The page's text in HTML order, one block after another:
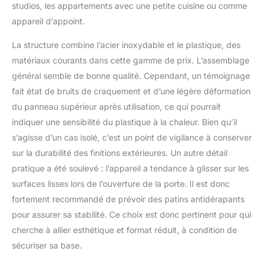
studios, les appartements avec une petite cuisine ou comme
appareil d’appoint.
La structure combine l’acier inoxydable et le plastique, des
matériaux courants dans cette gamme de prix. L’assemblage
général semble de bonne qualité. Cependant, un témoignage
fait état de bruits de craquement et d’une légère déformation
du panneau supérieur après utilisation, ce qui pourrait
indiquer une sensibilité du plastique à la chaleur. Bien qu’il
s’agisse d’un cas isolé, c’est un point de vigilance à conserver
sur la durabilité des finitions extérieures. Un autre détail
pratique a été soulevé : l’appareil a tendance à glisser sur les
surfaces lisses lors de l’ouverture de la porte. Il est donc
fortement recommandé de prévoir des patins antidérapants
pour assurer sa stabilité. Ce choix est donc pertinent pour qui
cherche à allier esthétique et format réduit, à condition de
sécuriser sa base.